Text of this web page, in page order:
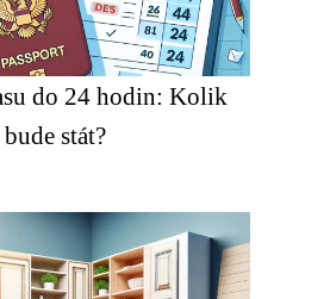
do 24 hodin: Kolik
stát?